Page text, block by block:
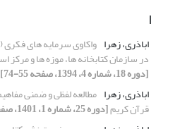
ا
اباذری، زهرا واکاوی سرمایه های
در سازمان کتابخانه ها، موزه ها و
[دوره 18، شماره 4، 1394، صفحه 55-74]
اباذری، زهرا مطالعه لفظی و ضمنی
قرآن کریم[دوره 25، شماره 1، 1401، صفحه 115-144]